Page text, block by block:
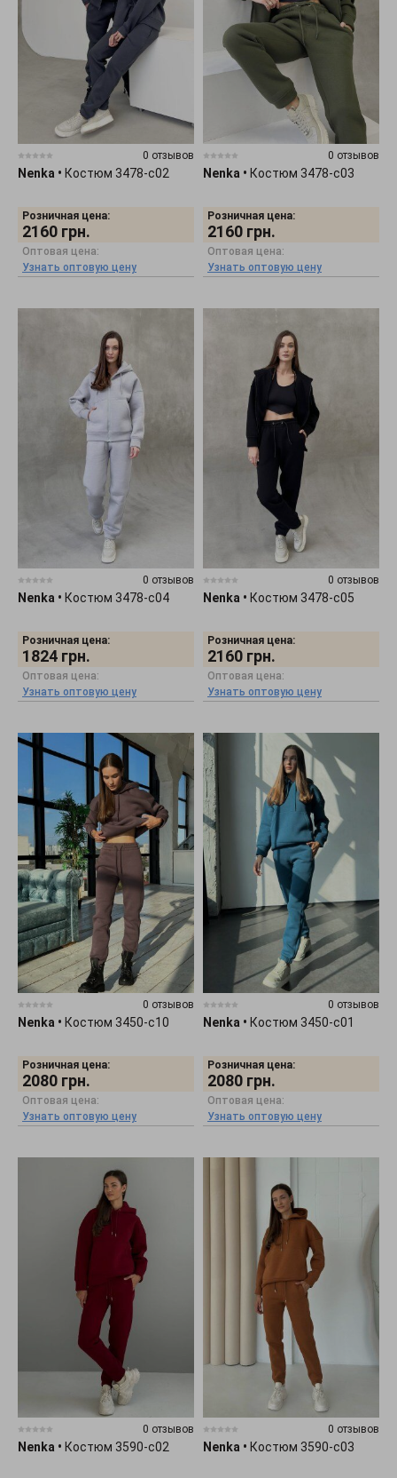
0 отзывов
Nenka • Костюм 3478-c02
Розничная цена:
2160 грн.
Оптовая цена:
Узнать оптовую цену
0 отзывов
Nenka • Костюм 3478-c03
Розничная цена:
2160 грн.
Оптовая цена:
Узнать оптовую цену
0 отзывов
Nenka • Костюм 3478-c04
Розничная цена:
1824 грн.
Оптовая цена:
Узнать оптовую цену
0 отзывов
Nenka • Костюм 3478-c05
Розничная цена:
2160 грн.
Оптовая цена:
Узнать оптовую цену
0 отзывов
Nenka • Костюм 3450-c10
Розничная цена:
2080 грн.
Оптовая цена:
Узнать оптовую цену
0 отзывов
Nenka • Костюм 3450-c01
Розничная цена:
2080 грн.
Оптовая цена:
Узнать оптовую цену
0 отзывов
Nenka • Костюм 3590-c02
0 отзывов
Nenka • Костюм 3590-c03